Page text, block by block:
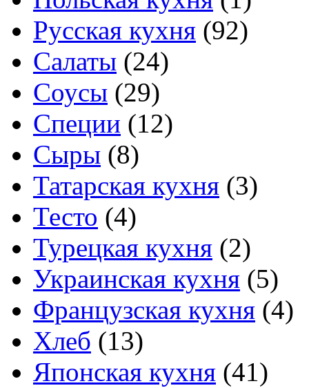
Русская кухня (92)
Салаты (24)
Соусы (29)
Специи (12)
Сыры (8)
Татарская кухня (3)
Тесто (4)
Турецкая кухня (2)
Украинская кухня (5)
Французская кухня (4)
Хлеб (13)
Японская кухня (41)